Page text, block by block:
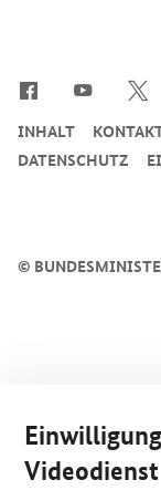
©
INHALT
DATENSCHUTZ
Videodienst